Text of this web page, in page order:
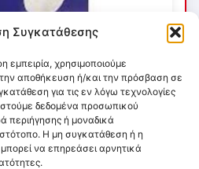
Συγκατάθεσης
εμπειρία, χρησιμοποιούμε
αποθήκευση ή/και την πρόσβαση σε
για τις εν λόγω τεχνολογίες
δεδομένα προσωπικού
ή μοναδικά
Η μη συγκατάθεση ή η
να επηρεάσει αρνητικά